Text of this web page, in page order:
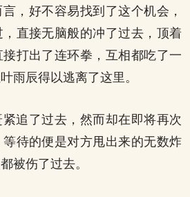
，好不容易找到了这个机会，
直接无脑般的冲了过去，顶着
打出了连环拳，互相都吃了一
雨辰得以逃离了这里。
追了过去，然而却在即将再次
待的便是对方甩出来的无数炸
被伤了过去。